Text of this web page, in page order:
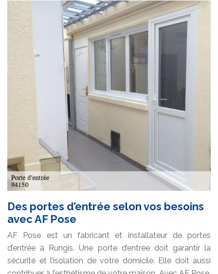
Des portes d’entrée selon vos besoins
avec AF Pose
AF Pose est un fabricant et installateur de portes
d’entrée à Rungis. Une porte d’entrée doit garantir la
sécurité et l’isolation de votre domicile. Elle doit aussi